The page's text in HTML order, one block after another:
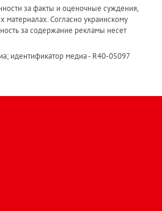
за факты и оценочные суждения,
Согласно украинскому
за содержание рекламы несет
идентификатор медиа - R40-05097